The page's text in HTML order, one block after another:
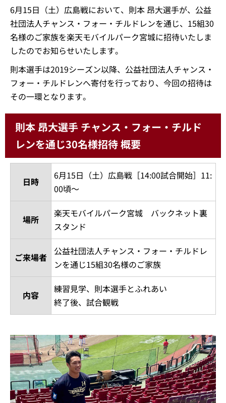
6月15日（土）広島戦において、則本 昂大選手が、公益
社団法人チャンス・フォー・チルドレンを通じ、15組30
名様のご家族を楽天モバイルパーク宮城に招待いたしま
したのでお知らせいたします。
則本選手は2019シーズン以降、公益社団法人チャンス・
フォー・チルドレンへ寄付を行っており、今回の招待は
その一環となります。
則本 昂大選手 チャンス・フォー・チルド
レンを通じ30名様招待 概要
日時
6月15日（土）広島戦［14:00試合開始］11:
00頃～
場所
楽天モバイルパーク宮城 バックネット裏
スタンド
ご来場者
公益社団法人チャンス・フォー・チルドレ
ンを通じ15組30名様のご家族
内容
練習見学、則本選手とふれあい
終了後、試合観戦